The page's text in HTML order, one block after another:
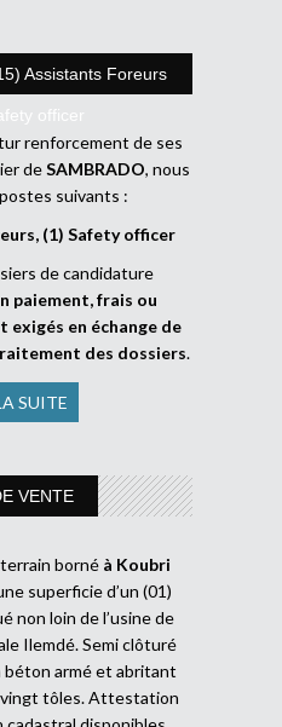
Assistants Foreurs
officer
renforcement de ses
deSAMBRADO, nous
suivants :
(1) Safety officer
de candidature
paiement, frais ou
en échange de
des dossiers.
SUITE
VENTE
borné à Koubri
superficie d’un (01)
non loin de l’usine de
Ilemdé. Semi clôturé
béton armé et abritant
tôles. Attestation